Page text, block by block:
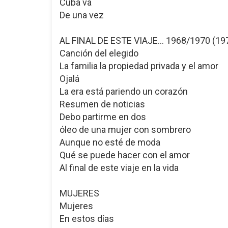
Cuba va
De una vez
AL FINAL DE ESTE VIAJE... 1968/1970
Canción del elegido
La familia la propiedad privada y el amor
Ojalá
La era está pariendo un corazón
Resumen de noticias
Debo partirme en dos
óleo de una mujer con sombrero
Aunque no esté de moda
Qué se puede hacer con el amor
Al final de este viaje en la vida
MUJERES
Mujeres
En estos días